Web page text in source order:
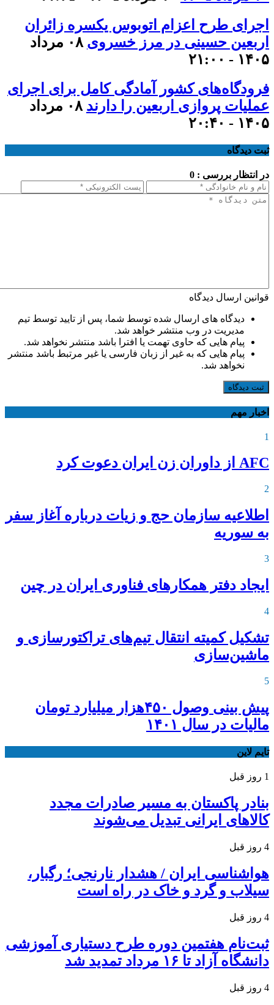
اجرای طرح اعزام اتوبوس یکسره زائران
اربعین حسینی در مرز خسروی
۰۸ مرداد
۱۴۰۵ - ۲۱:۰۰
فرودگاه‌های کشور آمادگی کامل برای اجرای
عملیات پروازی اربعین را دارند
۰۸ مرداد
۱۴۰۵ - ۲۰:۴۰
ثبت دیدگاه
در انتظار بررسی : 0
قوانین ارسال دیدگاه
دیدگاه های ارسال شده توسط شما، پس از تایید توسط تیم
مدیریت در وب منتشر خواهد شد.
پیام هایی که حاوی تهمت یا افترا باشد منتشر نخواهد شد.
پیام هایی که به غیر از زبان فارسی یا غیر مرتبط باشد منتشر
نخواهد شد.
ثبت دیدگاه
اخبار مهم
1
AFC از داوران زن ایران دعوت کرد
2
اطلاعیه‌ سازمان حج و زیات درباره آغاز سفر
به سوریه
3
ایجاد دفتر همکارهای فناوری ایران در چین
4
تشکیل کمیته انتقال تیم‌های تراکتورسازی و
ماشین‌سازی
5
پیش بینی وصول ۴۵۰هزار میلیارد تومان
مالیات در سال ۱۴۰۱
تایم لاین
1 روز قبل
بنادر پاکستان به مسیر صادرات مجدد
کالاهای ایرانی تبدیل می‌شوند
4 روز قبل
هواشناسی ایران / هشدار نارنجی؛ رگبار،
سیلاب و گرد و خاک در راه است
4 روز قبل
ثبت‌نام هفتمین دوره طرح دستیاری آموزشی
دانشگاه آزاد تا ۱۶ مرداد تمدید شد
4 روز قبل